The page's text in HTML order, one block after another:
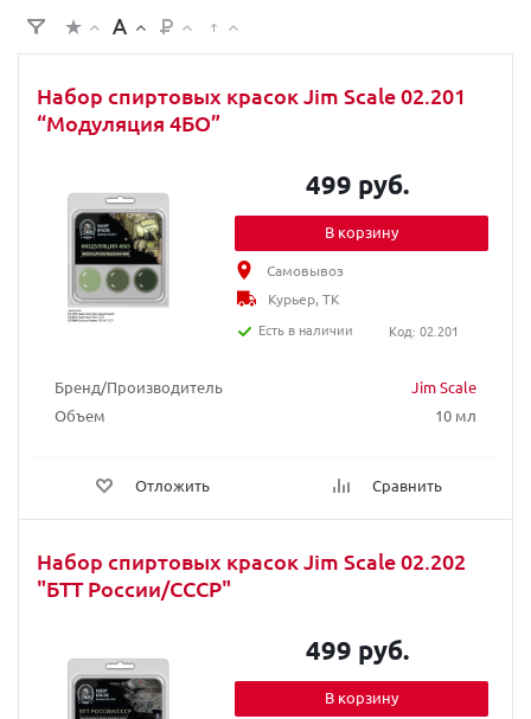
Набор спиртовых красок Jim Scale 02.201
“Модуляция 4БО”
Бренд/Производитель
Jim Scale
Объем
10 мл
Отложить Сравнить
499 руб.
В корзину
Самовывоз
Курьер, ТК
Есть в наличии
Код: 02.201
Набор спиртовых красок Jim Scale 02.202
"БТТ России/СССР"
499 руб.
В корзину